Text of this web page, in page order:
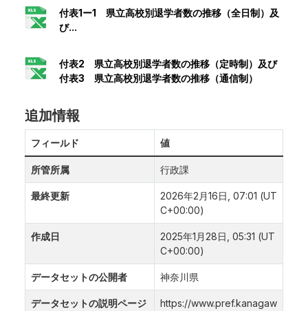
付表1ー1 県立高校別退学者数の推移（全日制）及
び...
付表2 県立高校別退学者数の推移（定時制）及び
付表3 県立高校別退学者数の推移（通信制）
追加情報
フィールド 値
所管所属 行政課
最終更新
2026年2月16日, 07:01 (UT
C+00:00)
作成日
2025年1月28日, 05:31 (UT
C+00:00)
データセットの公開者 神奈川県
データセットの説明ページ
https://www.pref.kanagaw